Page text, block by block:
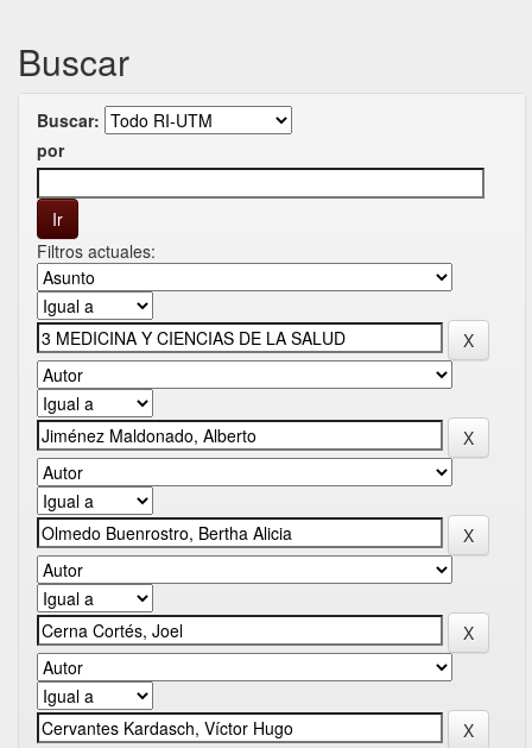
Buscar
Buscar:
por
Filtros actuales: